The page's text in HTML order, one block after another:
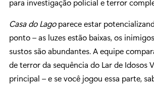
para investigação policial e terror
Casa do Lagoparece estar
ponto – as luzes estão baixas, os
sustos são abundantes. A equipe
de terror da sequência do Lar de Idosos
principal – e se você jogou essa parte,